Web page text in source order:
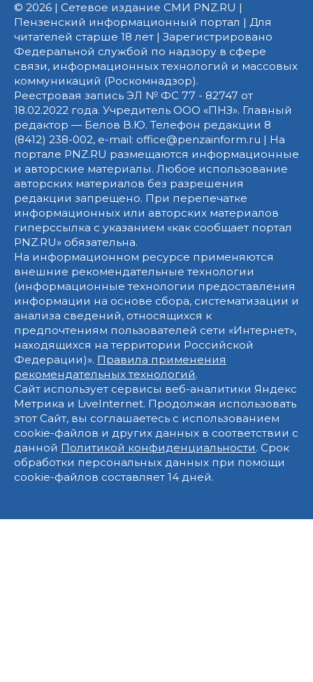
© 2026 | Сетевое издание СМИ PNZ.RU |
Пензенский информационный портал | Для
читателей старше 18 лет | Зарегистрировано
Федеральной службой по надзору в сфере
связи, информационных технологий и массовых
коммуникаций (Роскомнадзор).
Реестровая запись ЭЛ № ФС 77 - 82747 от
18.02.2022 года. Учредитель ООО «ПНЗ». Главный
редактор — Белов В.Ю. Телефон редакции 8
(8412) 238-002, e-mail: office@penzainform.ru | На
портале PNZ.RU размещаются информационные
и авторские материалы. Любое использование
авторских материалов без разрешения
редакции запрещено. При перепечатке
информационных или авторских материалов
гиперссылка с указанием «как сообщает портал
PNZ.RU» обязательна.
На информационном ресурсе применяются
внешние рекомендательные технологии
(информационные технологии предоставления
информации на основе сбора, систематизации и
анализа сведений, относящихся к
предпочтениям пользователей сети «Интернет»,
находящихся на территории Российской
Федерации)». Правила применения
рекомендательных технологий.
Сайт использует сервисы веб-аналитики Яндекс
Метрика и LiveInternet. Продолжая использовать
этот Сайт, вы соглашаетесь с использованием
cookie-файлов и других данных в соответствии с
данной Политикой конфиденциальности. Срок
обработки персональных данных при помощи
cookie-файлов составляет 14 дней.